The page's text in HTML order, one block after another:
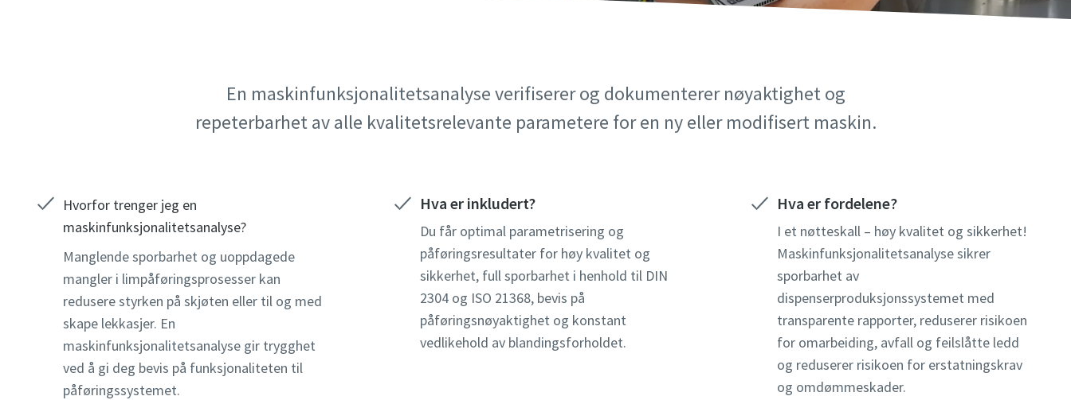
En maskinfunksjonalitetsanalyse verifiserer og dokumenterer nøyaktighet og
repeterbarhet av alle kvalitetsrelevante parametere for en ny eller modifisert maskin.
Hvorfor trenger jeg en
maskinfunksjonalitetsanalyse?
Manglende sporbarhet og uoppdagede
mangler i limpåføringsprosesser kan
redusere styrken på skjøten eller til og med
skape lekkasjer. En
maskinfunksjonalitetsanalyse gir trygghet
ved å gi deg bevis på funksjonaliteten til
påføringssystemet.
Hva er inkludert?
Du får optimal parametrisering og
påføringsresultater for høy kvalitet og
sikkerhet, full sporbarhet i henhold til DIN
2304 og ISO 21368, bevis på
påføringsnøyaktighet og konstant
vedlikehold av blandingsforholdet.
Hva er fordelene?
I et nøtteskall – høy kvalitet og sikkerhet!
Maskinfunksjonalitetsanalyse sikrer
sporbarhet av
dispenserproduksjonssystemet med
transparente rapporter, reduserer risikoen
for omarbeiding, avfall og feilslåtte ledd
og reduserer risikoen for erstatningskrav
og omdømmeskader.